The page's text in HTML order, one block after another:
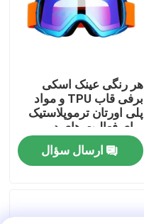
هر رنگی عینک اسکی
برفی قاب TPU و مواد
پلی اورتان ترموپلاستیک
برای فعالیت های در
فضای باز
ارسال سؤال